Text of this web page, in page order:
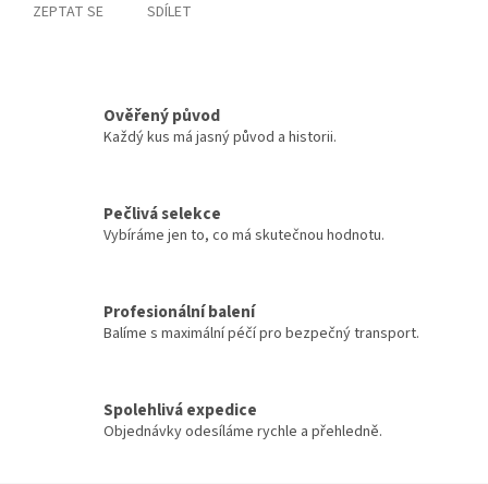
ZEPTAT SE SDÍLET
Ověřený původ
Každý kus má jasný původ a historii.
Pečlivá selekce
Vybíráme jen to, co má skutečnou hodnotu.
Profesionální balení
Balíme s maximální péčí pro bezpečný transport.
Spolehlivá expedice
Objednávky odesíláme rychle a přehledně.